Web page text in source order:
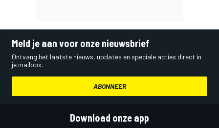
Meld je aan voor onze nieuwsbrief
Ontvang het laatste nieuws, updates en speciale acties direct in
je mailbox.
ABONNEER
Download onze app